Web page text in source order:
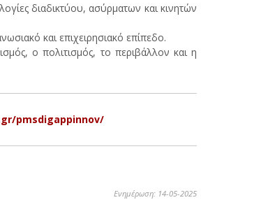
διαδικτύου, ασύρματων και κινητών
και επιχειρησιακό επίπεδο.
ο πολιτισμός, το περιβάλλον και η
pmsdigappinnov/
Ενημέρωση: 14-05-2025